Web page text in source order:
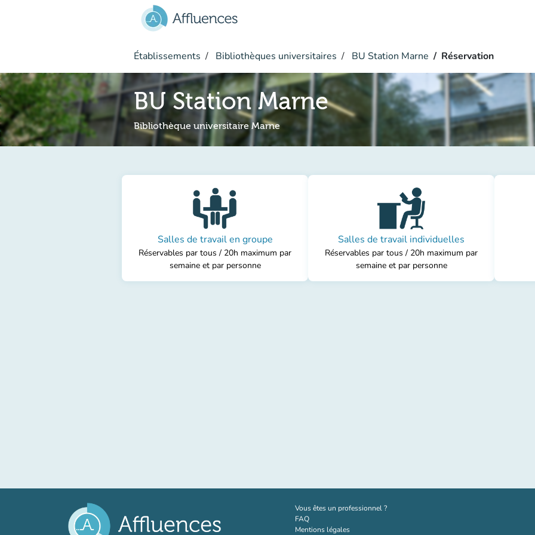
Établissements Bibliothèques universitaires BU Station Marne Réservation
BU Station Marne
Bibliothèque universitaire Marne
Salles de travail en groupe
Réservables par tous / 20h maximum par
semaine et par personne
Salles de travail individuelles
Réservables par tous / 20h maximum par
semaine et par personne
Vous êtes un professionnel ?(nouvel onglet)
FAQ
Mentions légales